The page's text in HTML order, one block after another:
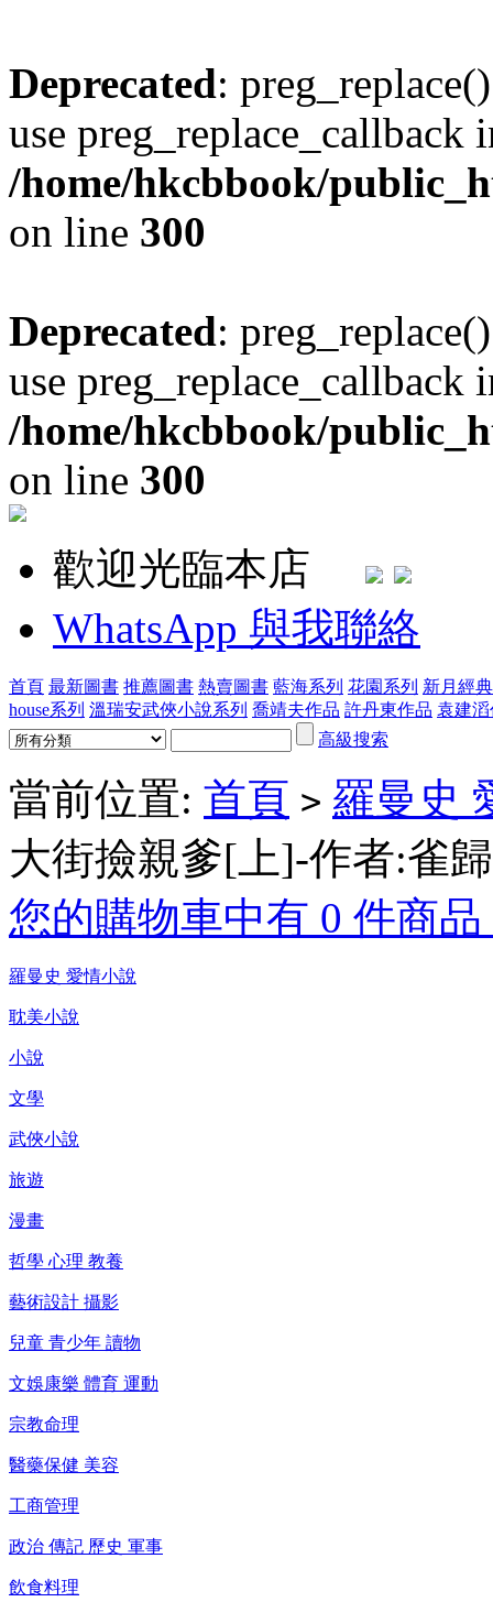
Deprecated:
use preg_replace_callback
/home/hkcbbook/
on line 300
Deprecated:
use preg_replace_callback
/home/hkcbbook/
on line 300
歡迎光臨本店
WhatsApp 與我聯絡
首頁 最新圖書 推薦圖書 熱賣圖書 藍海系列 花園系列 新月經
house系列 溫瑞安武俠小說系列 喬靖夫作品 許丹東作品 袁建
高級搜索
當前位置: 首頁 > 羅曼史
大街撿親爹[上]-作者:雀歸
您的購物車中有 0 件商
羅曼史 愛情小說
耽美小說
小說
文學
武俠小說
旅遊
漫畫
哲學 心理 教養
藝術設計 攝影
兒童 青少年 讀物
文娛康樂 體育 運動
宗教命理
醫藥保健 美容
工商管理
政治 傳記 歷史 軍事
飲食料理